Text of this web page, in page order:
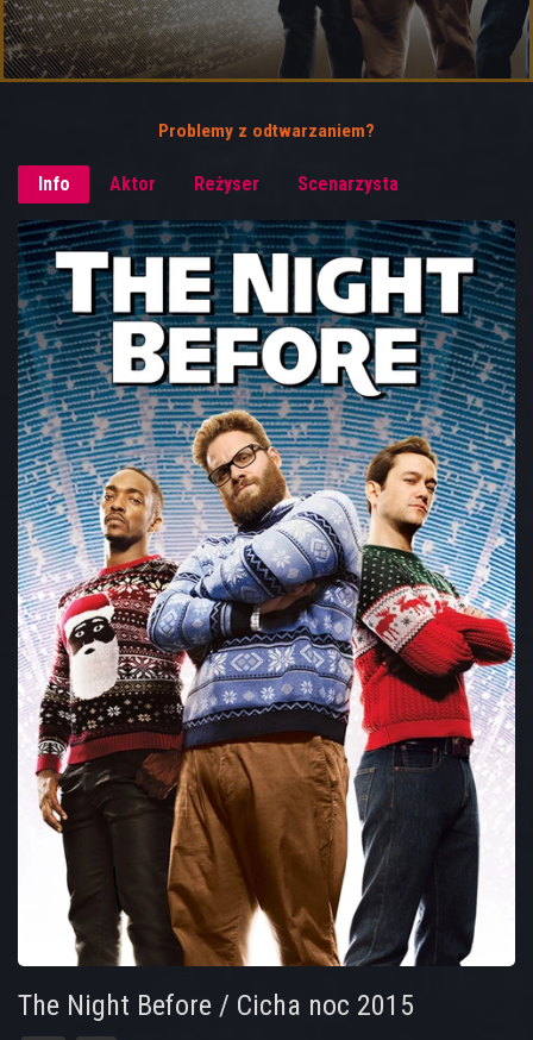
Problemy z odtwarzaniem?
Info Aktor Reżyser Scenarzysta
The Night Before / Cicha noc 2015